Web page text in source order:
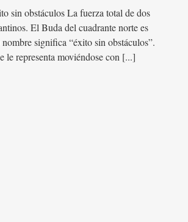
sin obstáculos La fuerza total de dos
El Buda del cuadrante norte es
significa “éxito sin obstáculos”.
le representa moviéndose con [...]